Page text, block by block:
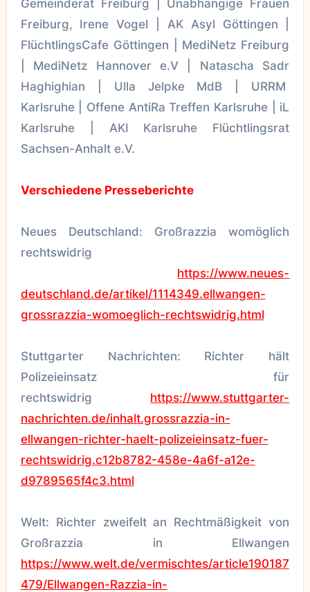
Gemeinderat Freiburg | Unabhängige Frauen
Freiburg, Irene Vogel | AK Asyl Göttingen |
FlüchtlingsCafe Göttingen | MediNetz Freiburg
| MediNetz Hannover e.V | Natascha Sadr
Haghighian | Ulla Jelpke MdB | URRM
Karlsruhe | Offene AntiRa Treffen Karlsruhe | iL
Karlsruhe | AKI Karlsruhe Flüchtlingsrat
Sachsen-Anhalt e.V.
Verschiedene Presseberichte
Neues Deutschland: Großrazzia womöglich
rechtswidrig
https://www.neues-
deutschland.de/artikel/1114349.ellwangen-
grossrazzia-womoeglich-rechtswidrig.html
Stuttgarter Nachrichten: Richter hält
Polizeieinsatz für
rechtswidrig https://www.stuttgarter-
nachrichten.de/inhalt.grossrazzia-in-
ellwangen-richter-haelt-polizeieinsatz-fuer-
rechtswidrig.c12b8782-458e-4a6f-a12e-
d9789565f4c3.html
Welt: Richter zweifelt an Rechtmäßigkeit von
Großrazzia in Ellwangen
https://www.welt.de/vermischtes/article190187
479/Ellwangen-Razzia-in-